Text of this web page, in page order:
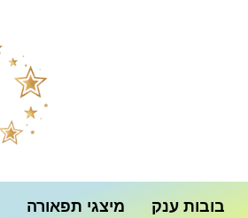
בובות ענק מיצגי תפאורה